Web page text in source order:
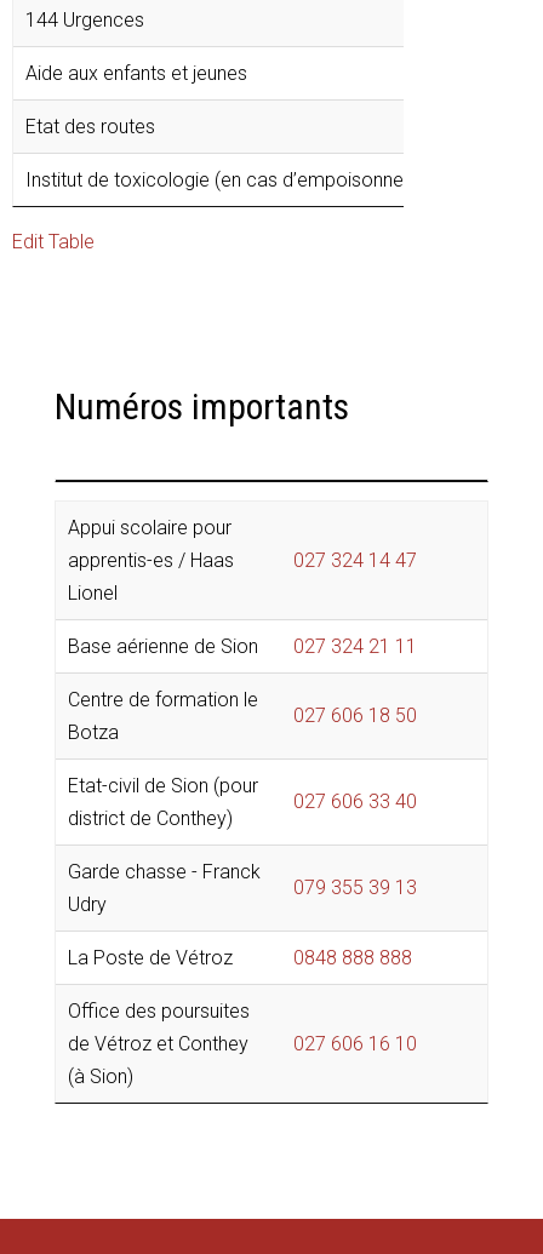
144 Urgences
Aide aux enfants et jeunes
Etat des routes
Institut de toxicologie (en cas d’empoisonnement)
Edit Table
Numéros importants
Appui scolaire pour
apprentis-es / Haas
Lionel
027 324 14 47
Base aérienne de Sion 027 324 21 11
Centre de formation le
Botza
027 606 18 50
Etat-civil de Sion (pour
district de Conthey)
027 606 33 40
Garde chasse - Franck
Udry
079 355 39 13
La Poste de Vétroz 0848 888 888
Office des poursuites
de Vétroz et Conthey
(à Sion)
027 606 16 10